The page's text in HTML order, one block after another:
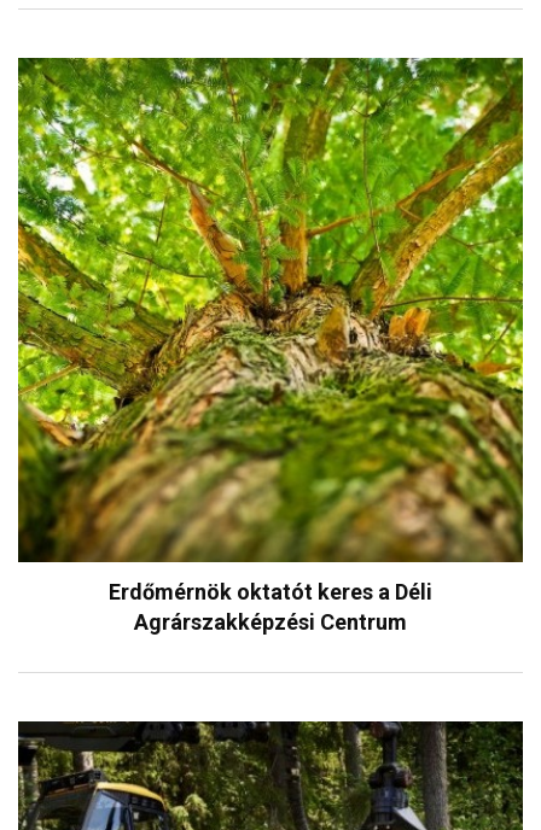
Erdőmérnök oktatót keres a Déli
Agrárszakképzési Centrum